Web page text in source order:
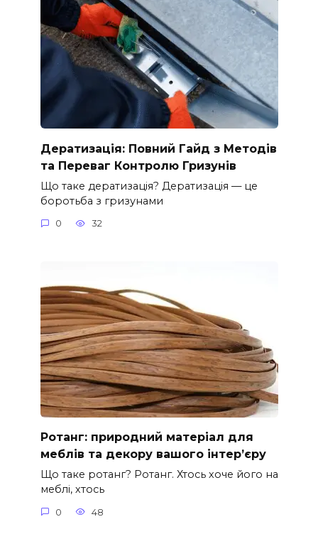
Дератизація: Повний Гайд з Методів
та Переваг Контролю Гризунів
Що таке дератизація? Дератизація — це
боротьба з гризунами
0 32
Ротанг: природний матеріал для
меблів та декору вашого інтер’єру
Що таке ротанг? Ротанг. Хтось хоче його на
меблі, хтось
0 48